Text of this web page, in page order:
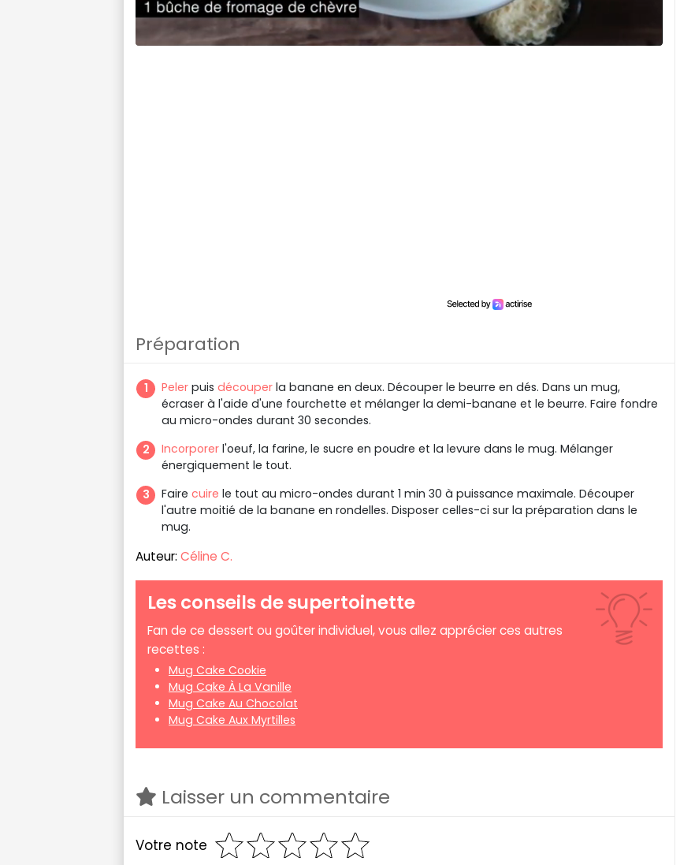
Préparation
Peler puis découper la banane en deux. Découper le beurre en dés. Dans un mug,
écraser à l'aide d'une fourchette et mélanger la demi-banane et le beurre. Faire fondre
au micro-ondes durant 30 secondes.
Incorporer l'oeuf, la farine, le sucre en poudre et la levure dans le mug. Mélanger
énergiquement le tout.
Faire cuire le tout au micro-ondes durant 1 min 30 à puissance maximale. Découper
l'autre moitié de la banane en rondelles. Disposer celles-ci sur la préparation dans le
mug.
Auteur: Céline C.
Les conseils de supertoinette
Fan de ce dessert ou goûter individuel, vous allez apprécier ces autres
recettes :
Mug Cake Cookie
Mug Cake À La Vanille
Mug Cake Au Chocolat
Mug Cake Aux Myrtilles
Laisser un commentaire
Votre note